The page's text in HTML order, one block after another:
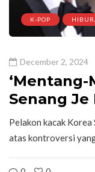
K-POP
December 2, 2024
Senang Je
Pelakon kacak Korea
atas kontroversi